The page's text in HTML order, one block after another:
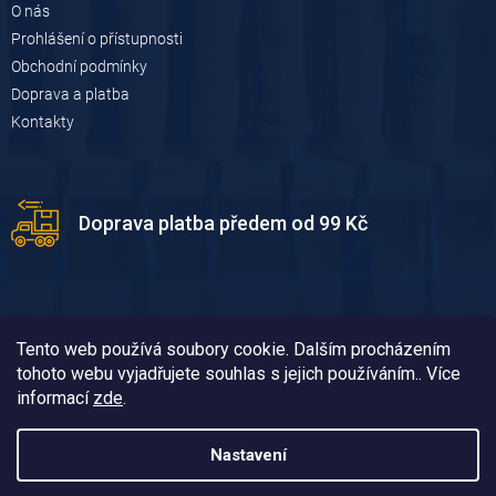
Tento web používá soubory cookie. Dalším procházením
tohoto webu vyjadřujete souhlas s jejich používáním.. Více
informací zde.
Nastavení
O nás
Prohlášení o přístupnosti
Obchodní podmínky
Doprava a platba
Kontakty
Doprava platba předem od 99 Kč
Doprava platba dobírkou od 119 Kč